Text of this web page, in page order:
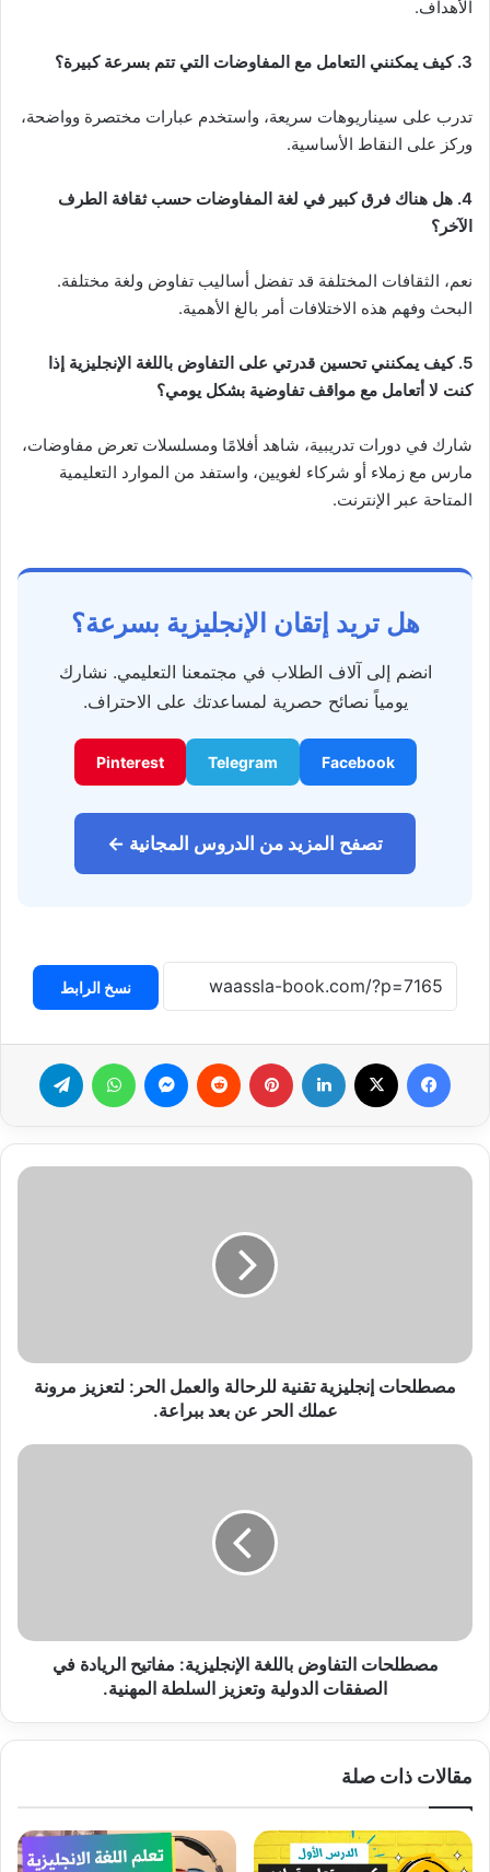
الأهداف.
3. كيف يمكنني التعامل مع المفاوضات التي تتم بسرعة كبيرة؟
تدرب على سيناريوهات سريعة، واستخدم عبارات مختصرة وواضحة،
وركز على النقاط الأساسية.
4. هل هناك فرق كبير في لغة المفاوضات حسب ثقافة الطرف
الآخر؟
نعم، الثقافات المختلفة قد تفضل أساليب تفاوض ولغة مختلفة.
البحث وفهم هذه الاختلافات أمر بالغ الأهمية.
5. كيف يمكنني تحسين قدرتي على التفاوض باللغة الإنجليزية إذا
كنت لا أتعامل مع مواقف تفاوضية بشكل يومي؟
شارك في دورات تدريبية، شاهد أفلامًا ومسلسلات تعرض مفاوضات،
مارس مع زملاء أو شركاء لغويين، واستفد من الموارد التعليمية
المتاحة عبر الإنترنت.
هل تريد إتقان الإنجليزية بسرعة؟
انضم إلى آلاف الطلاب في مجتمعنا التعليمي. نشارك
يومياً نصائح حصرية لمساعدتك على الاحتراف.
Facebook
Telegram
Pinterest
تصفح المزيد من الدروس المجانية ←
نسخ الرابط
فيسبوك لينكدإن بينتيريست ماسنجر واتساب
مصطلحات
عملك
الحر
ببراعة.
مصطلحات إنجليزية تقنية للرحالة والعمل الحر: لتعزيز مرونة
عملك الحر عن بعد ببراعة.
مصطلحات
الدولية
مصطلحات التفاوض باللغة الإنجليزية: مفاتيح الريادة في
الصفقات الدولية وتعزيز السلطة المهنية.
مقالات ذات صلة